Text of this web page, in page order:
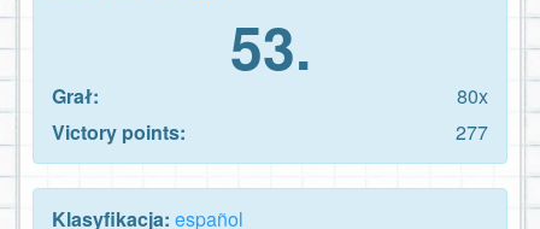
53.
Grał:
80x
Victory points:
277
Klasyfikacja: español